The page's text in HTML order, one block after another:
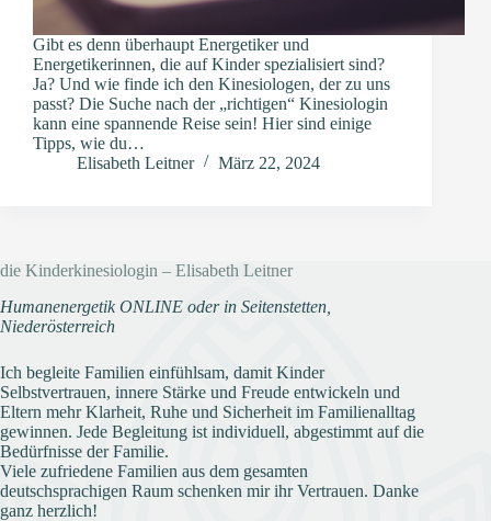
Gibt es denn überhaupt Energetiker und
Energetikerinnen, die auf Kinder spezialisiert sind?
Ja? Und wie finde ich den Kinesiologen, der zu uns
passt? Die Suche nach der „richtigen“ Kinesiologin
kann eine spannende Reise sein! Hier sind einige
Tipps, wie du…
Elisabeth Leitner
März 22, 2024
die Kinderkinesiologin – Elisabeth Leitner
Humanenergetik ONLINE oder in Seitenstetten,
Niederösterreich
Ich begleite Familien einfühlsam, damit Kinder
Selbstvertrauen, innere Stärke und Freude entwickeln und
Eltern mehr Klarheit, Ruhe und Sicherheit im Familienalltag
gewinnen. Jede Begleitung ist individuell, abgestimmt auf die
Bedürfnisse der Familie.
Viele zufriedene Familien aus dem gesamten
deutschsprachigen Raum schenken mir ihr Vertrauen. Danke
ganz herzlich!